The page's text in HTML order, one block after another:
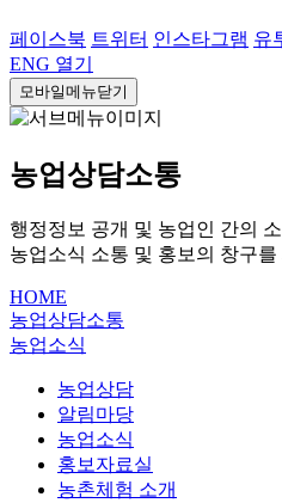
페이스북 트위터 인스타그램 유
ENG 열기
모바일메뉴닫기
농업상담소통
행정정보 공개 및 농업인 간의
농업소식 소통 및 홍보의 창구
HOME
농업상담소통
농업소식
농업상담
알림마당
농업소식
홍보자료실
농촌체험 소개